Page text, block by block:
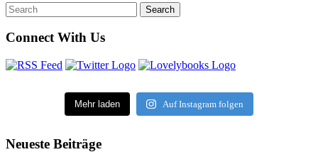
Search
for:
Search
Connect With Us
Mehr laden Auf Instagram folgen
Neueste Beiträge